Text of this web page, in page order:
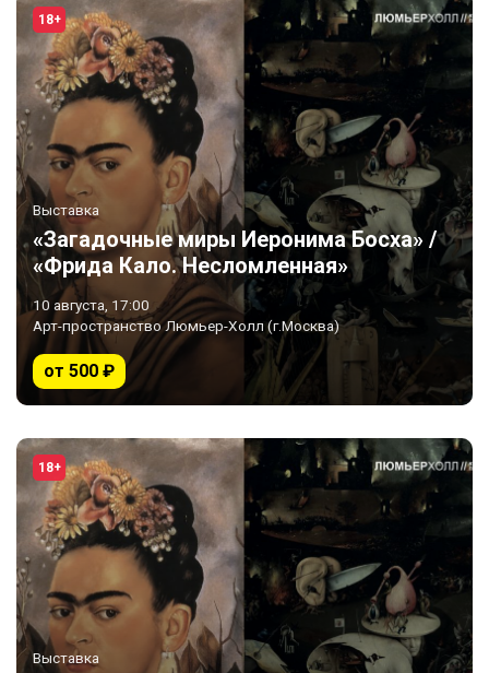
18+
Выставка
«Загадочные миры Иеронима Босха» /
«Фрида Кало. Несломленная»
10 августа, 17:00
Арт-пространство Люмьер-Холл (г.Москва)
от 500 ₽
18+
Выставка